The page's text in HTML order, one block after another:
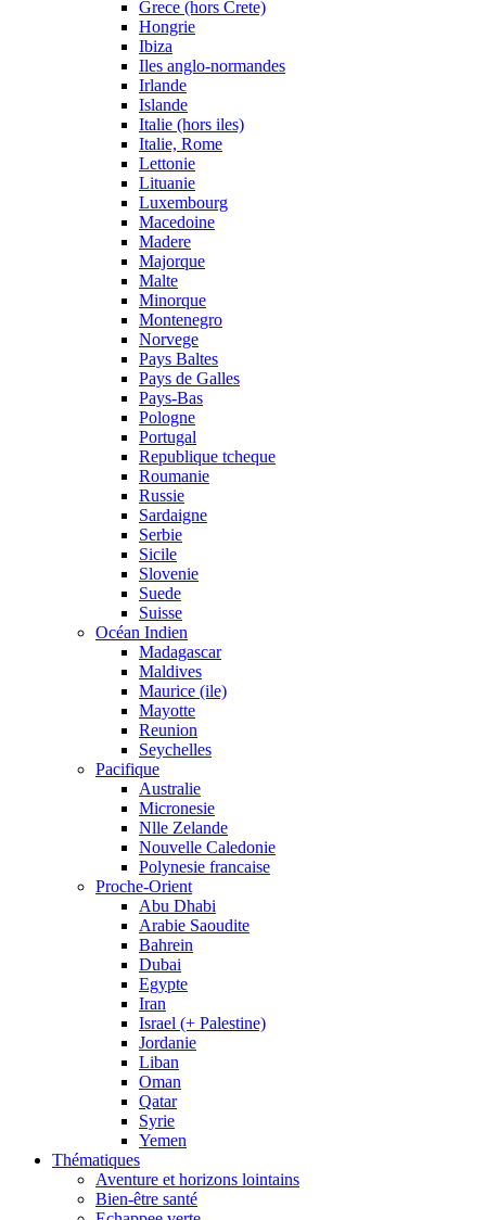
Grece (hors Crete)
Hongrie
Ibiza
Iles anglo-normandes
Irlande
Islande
Italie (hors iles)
Italie, Rome
Lettonie
Lituanie
Luxembourg
Macedoine
Madere
Majorque
Malte
Minorque
Montenegro
Norvege
Pays Baltes
Pays de Galles
Pays-Bas
Pologne
Portugal
Republique tcheque
Roumanie
Russie
Sardaigne
Serbie
Sicile
Slovenie
Suede
Suisse
Océan Indien
Madagascar
Maldives
Maurice (ile)
Mayotte
Reunion
Seychelles
Pacifique
Australie
Micronesie
Nlle Zelande
Nouvelle Caledonie
Polynesie francaise
Proche-Orient
Abu Dhabi
Arabie Saoudite
Bahrein
Dubai
Egypte
Iran
Israel (+ Palestine)
Jordanie
Liban
Oman
Qatar
Syrie
Yemen
Thématiques
Aventure et horizons lointains
Bien-être santé